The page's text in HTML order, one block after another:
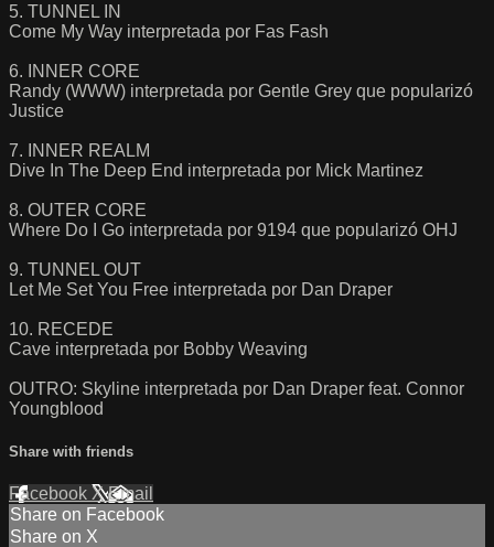
5. TUNNEL IN
Come My Way interpretada por Fas Fash
6. INNER CORE
Randy (WWW) interpretada por Gentle Grey que popularizó
Justice
7. INNER REALM
Dive In The Deep End interpretada por Mick Martinez
8. OUTER CORE
Where Do I Go interpretada por 9194 que popularizó OHJ
9. TUNNEL OUT
Let Me Set You Free interpretada por Dan Draper
10. RECEDE
Cave interpretada por Bobby Weaving
OUTRO: Skyline interpretada por Dan Draper feat. Connor
Youngblood
Share with friends
Facebook XEmail
Share on Facebook
Share on X